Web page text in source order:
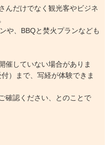
んだけでなく観光客やビジネ
や、BBQと焚火プランなども
催していない場合がありま
）まで、写経が体験できま
確認ください、とのことで